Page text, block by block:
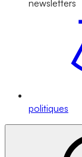
newsletters
politiques